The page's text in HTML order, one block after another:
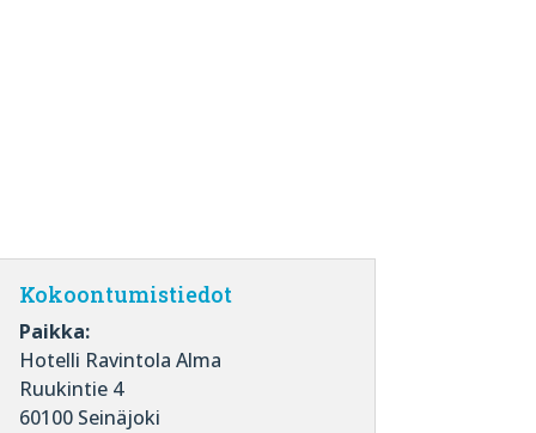
Kokoontumistiedot
Paikka:
Hotelli Ravintola Alma
Ruukintie 4
60100 Seinäjoki